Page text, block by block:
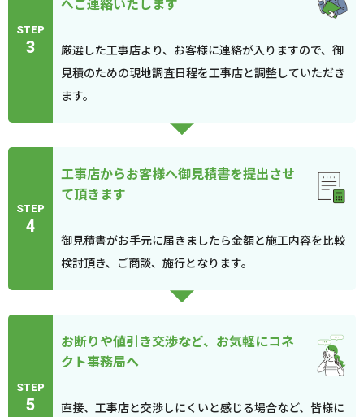
STEP
3
厳選した工事店より、お客様に連絡が入りますので、御
見積のための現地調査日程を工事店と調整していただき
ます。
STEP
4
工事店からお客様へ御見積書を提出させ
て頂きます
御見積書がお手元に届きましたら金額と施工内容を比較
検討頂き、ご商談、施行となります。
STEP
5
お断りや値引き交渉など、お気軽にコネ
クト事務局へ
直接、工事店と交渉しにくいと感じる場合など、皆様に